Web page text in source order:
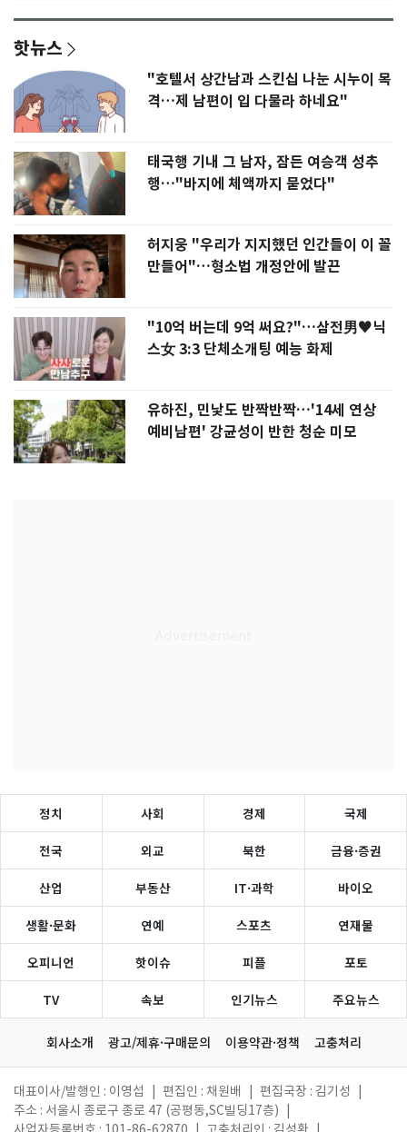
핫뉴스
"호텔서 상간남과 스킨십 나눈 시누이 목
격…제 남편이 입 다물라 하네요"
태국행 기내 그 남자, 잠든 여승객 성추
행…"바지에 체액까지 묻었다"
허지웅 "우리가 지지했던 인간들이 이 꼴
만들어"…형소법 개정안에 발끈
"10억 버는데 9억 써요?"…삼전男♥닉
스女 3:3 단체소개팅 예능 화제
유하진, 민낯도 반짝반짝…'14세 연상
예비남편' 강균성이 반한 청순 미모
정치 사회 경제 국제
전국 외교 북한 금융·증권
산업 부동산 IT·과학 바이오
생활·문화 연예 스포츠 연재물
오피니언 핫이슈 피플 포토
TV 속보 인기뉴스 주요뉴스
회사소개 광고/제휴·구매문의 이용약관·정책 고충처리
대표이사/발행인 : 이영섭 편집인 : 채원배 편집국장 : 김기성
주소 : 서울시 종로구 종로 47 (공평동,SC빌딩17층)